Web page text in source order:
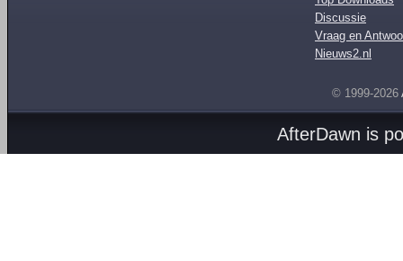
Discussie
Vraag en
Nieuws2.nl
© 1999-2026
AfterDawn is